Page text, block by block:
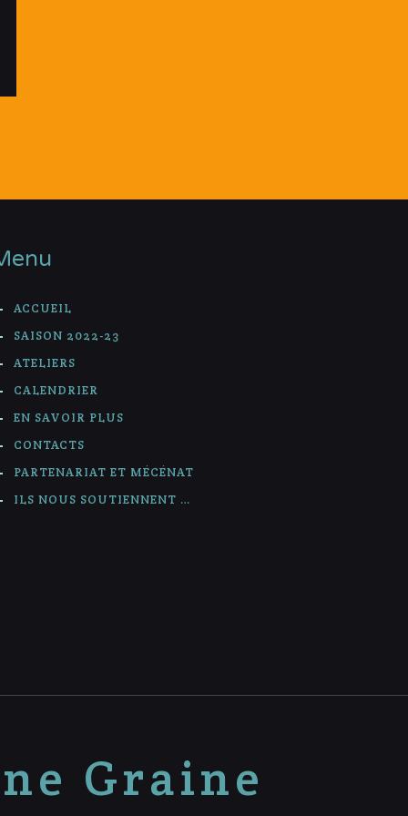
ACCUEIL
SAISON 2022-23
ATELIERS
CALENDRIER
EN SAVOIR PLUS
CONTACTS
PARTENARIAT ET MÉCÉNAT
ILS NOUS SOUTIENNENT …
Graine